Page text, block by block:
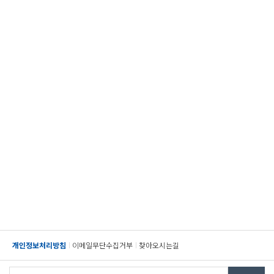
개인정보처리방침 이메일무단수집거부 찾아오시는길